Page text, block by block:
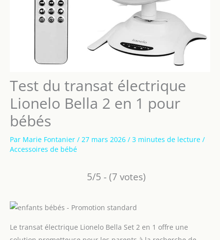
Test du transat électrique
Lionelo Bella 2 en 1 pour
bébés
Par Marie Fontanier / 27 mars 2026 / 3 minutes de lecture /
Accessoires de bébé
5/5 - (7 votes)
Le transat électrique Lionelo Bella Set 2 en 1 offre une